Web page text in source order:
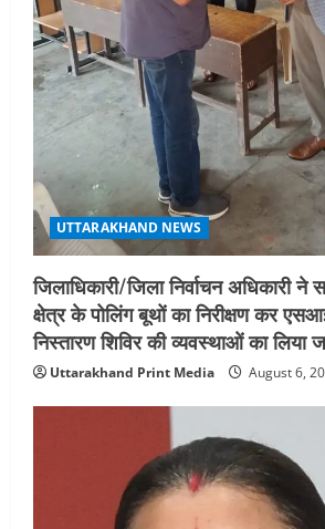
UTTARAKHAND NEWS
जिलाधिकारी/जिला निर्वाचन अधिकारी ने
क्षेत्र के पोलिंग बूथों का निरीक्षण कर
निस्तारण शिविर की व्यवस्थाओं का लिया
Uttarakhand Print Media August 6,